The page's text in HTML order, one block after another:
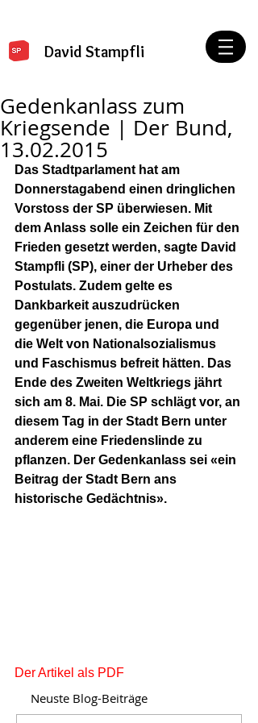
David Stampfli
Gedenkanlass zum
Kriegsende | Der Bund,
13.02.2015
Das Stadtparlament hat am
Donnerstagabend einen dringlichen
Vorstoss der SP überwiesen. Mit
dem Anlass solle ein Zeichen für den
Frieden gesetzt werden, sagte David
Stampfli (SP), einer der Urheber des
Postulats. Zudem gelte es
Dankbarkeit auszudrücken
gegenüber jenen, die Europa und
die Welt von Nationalsozialismus
und Faschismus befreit hätten. Das
Ende des Zweiten Weltkriegs jährt
sich am 8. Mai. Die SP schlägt vor, an
diesem Tag in der Stadt Bern unter
anderem eine Friedenslinde zu
pflanzen. Der Gedenkanlass sei «ein
Beitrag der Stadt Bern ans
historische Gedächtnis».
Der Artikel als PDF
Neuste Blog-Beiträge